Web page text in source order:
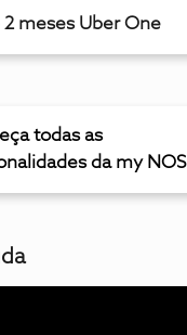
meses Uber One
todas as
da my NOS